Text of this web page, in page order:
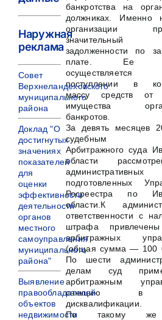
банкротства на
должниках. Именно
организации
значительный
задолженности по
плате. Ее
поступлении в
массу средств от
имущества
банкротов.
За девять месяцев
судебным
Арбитражного суда
области
подготовленных
Росреестра по
области.К
ответственности с
штрафа
арбитражных
(общая сумма — 100
По шести
делам суд
арбитражным
санкцию в
дисквалификации.
По такому же
Наружная
реклама
Совет
Верхнеландеховского
муниципального
района
Доклад "О
достигнутых
значениях
показателей
для
оценки
эффективности
деятельности
органов
местного
самоуправления
муниципального
района"
Выявление
правообладателей
объектов
недвижимости